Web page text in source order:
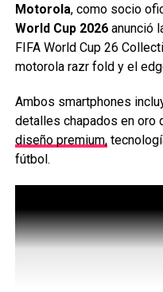
igual de luminoso que una
experiencia de
creativa del equipo
contenido. Algunas de las
Studio Calibrated
imagen y sonido,
nuevo integrante
Netflix Adaptive
PICTURES CORE
Motorola, como socio
World Cup 2026 anunció
FIFA World Cup 26
motorola razr fold y el
Ambos smartphones
detalles chapados en oro
diseño premium,
fútbol.